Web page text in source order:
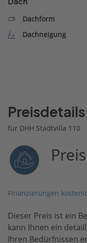
Dachform
Dachneigung
Preisdetails
für DHH Stadtvilla 110
Finanzierungen
Dieser Preis ist ein
kann Ihnen ein
Ihren Bedürfnissen